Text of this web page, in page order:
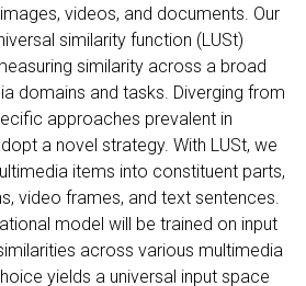
videos, and documents. Our
similarity function (LUSt)
similarity across a broad
domains and tasks. Diverging from
approaches prevalent in
a novel strategy. With LUSt, we
items into constituent parts,
video frames, and text sentences.
model will be trained on input
across various multimedia
yields a universal input space